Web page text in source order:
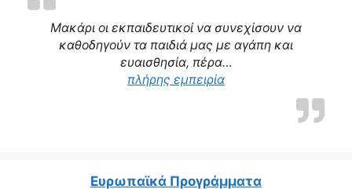
Μακάρι οι εκπαιδευτικοί να συνεχίσουν να
καθοδηγούν τα παιδιά μας με αγάπη και
ευαισθησία, πέρα…
πλήρης εμπειρία“Η δασκάλα μας
Ευρωπαϊκά Προγράμματα